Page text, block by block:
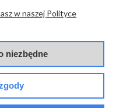
w naszej Polityce
niezbędne